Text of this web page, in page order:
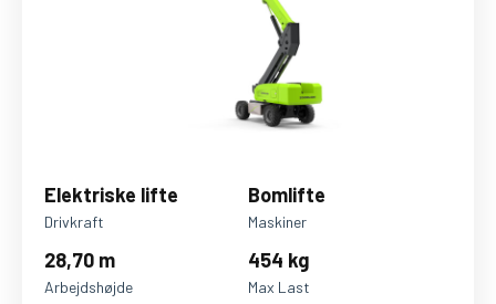
Elektriske lifte
Drivkraft
Bomlifte
Maskiner
28,70 m
Arbejdshøjde
454 kg
Max Last